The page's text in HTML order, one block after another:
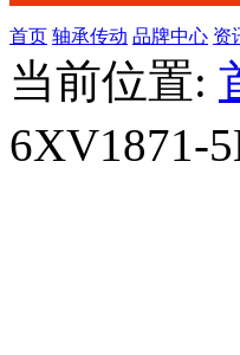
首页 轴承传动 品牌中心 资
当前位置:
6XV1871-